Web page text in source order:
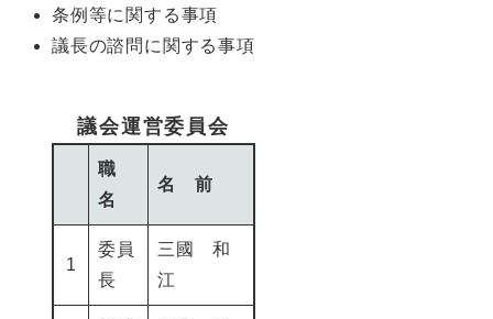
条例等に関する事項
議長の諮問に関する事項
議会運営委員会
職
名
名 前
1
委員
長
三國 和
江